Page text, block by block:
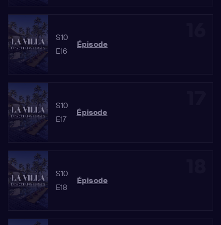
S10
E16
Épisode
S10
E17
Épisode
S10
E18
Épisode